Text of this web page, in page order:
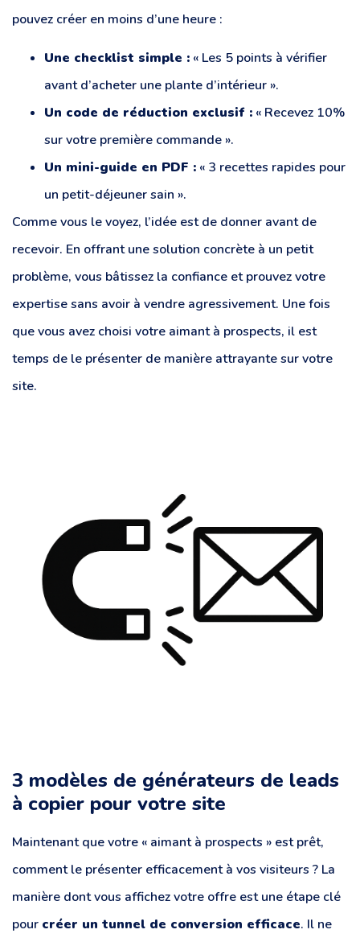
pouvez créer en moins d’une heure :
Une checklist simple : « Les 5 points à vérifier
avant d’acheter une plante d’intérieur ».
Un code de réduction exclusif : « Recevez 10%
sur votre première commande ».
Un mini-guide en PDF : « 3 recettes rapides pour
un petit-déjeuner sain ».
Comme vous le voyez, l’idée est de donner avant de
recevoir. En offrant une solution concrète à un petit
problème, vous bâtissez la confiance et prouvez votre
expertise sans avoir à vendre agressivement. Une fois
que vous avez choisi votre aimant à prospects, il est
temps de le présenter de manière attrayante sur votre
site.
3 modèles de générateurs de leads
à copier pour votre site
Maintenant que votre « aimant à prospects » est prêt,
comment le présenter efficacement à vos visiteurs ? La
manière dont vous affichez votre offre est une étape clé
pour créer un tunnel de conversion efficace. Il ne